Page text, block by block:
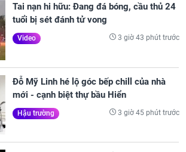
Tai nạn hi hữu: Đang đá bóng, cầu thủ 24
tuổi bị sét đánh tử vong
Video 3 giờ 43 phút trước
Đỗ Mỹ Linh hé lộ góc bếp chill của nhà
mới - cạnh biệt thự bầu Hiển
Hậu trường 3 giờ 45 phút trước